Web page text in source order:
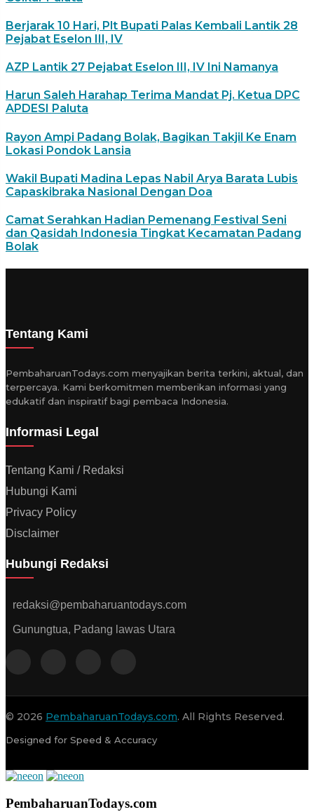
Berjarak 10 Hari, Plt Bupati Palas Kembali Lantik 28
Pejabat Eselon III, IV
AZP Lantik 27 Pejabat Eselon III, IV Ini Namanya
Harun Saleh Harahap Terima Mandat Pj. Ketua DPC
APDESI Paluta
Rayon Ampi Padang Bolak, Bagikan Takjil Ke Enam
Lokasi Pondok Lansia
Wakil Bupati Madina Lepas Nabil Arya Barata Lubis
Capaskibraka Nasional Dengan Doa
Camat Serahkan Hadian Pemenang Festival Seni
dan Qasidah Indonesia Tingkat Kecamatan Padang
Bolak
Tentang Kami
PembaharuanTodays.com menyajikan berita terkini, aktual, dan
terpercaya. Kami berkomitmen memberikan informasi yang
edukatif dan inspiratif bagi pembaca Indonesia.
Informasi Legal
Tentang Kami / Redaksi
Hubungi Kami
Privacy Policy
Disclaimer
Hubungi Redaksi
redaksi@pembaharuantodays.com
Gunungtua, Padang lawas Utara
© 2026 PembaharuanTodays.com. All Rights Reserved.
Designed for Speed & Accuracy
PembaharuanTodays.com